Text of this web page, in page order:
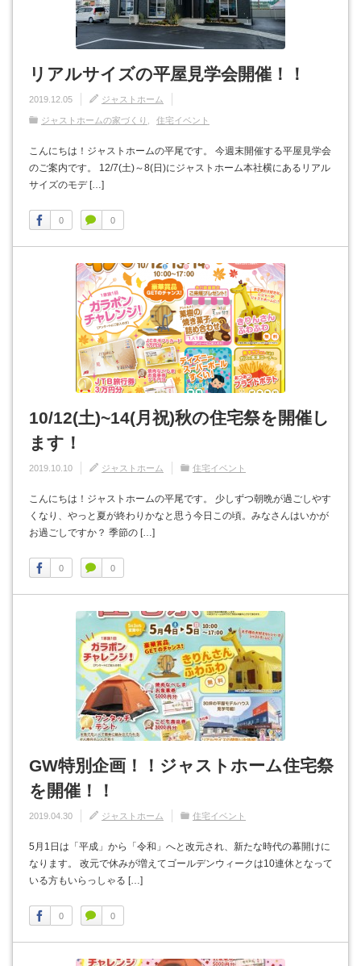
リアルサイズの平屋見学会開催！！
2019.12.05 ジャストホーム
ジャストホームの家づくり 住宅イベント
こんにちは！ジャストホームの平尾です。 今週末開催する平屋見学会
のご案内です。 12/7(土)～8(日)にジャストホーム本社横にあるリアル
サイズのモデ […]
0 0
10/12(土)~14(月祝)秋の住宅祭を開催し
ます！
2019.10.10 ジャストホーム 住宅イベント
こんにちは！ジャストホームの平尾です。 少しずつ朝晩が過ごしやす
くなり、やっと夏が終わりかなと思う今日この頃。みなさんはいかが
お過ごしですか？ 季節の […]
0 0
GW特別企画！！ジャストホーム住宅祭
を開催！！
2019.04.30 ジャストホーム 住宅イベント
5月1日は「平成」から「令和」へと改元され、新たな時代の幕開けに
なります。 改元で休みが増えてゴールデンウィークは10連休となって
いる方もいらっしゃる […]
0 0